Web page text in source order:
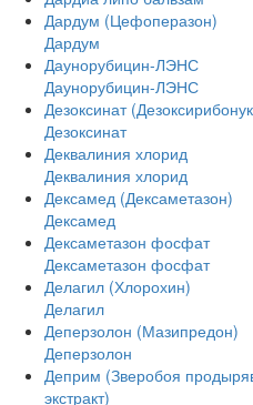
Дардум (Цефоперазон)
Дардум
Даунорубицин-ЛЭНС
Даунорубицин-ЛЭНС
Дезоксинат
Дезоксинат
Деквалиния хлорид
Деквалиния хлорид
Дексамед (Дексаметазон)
Дексамед
Дексаметазон фосфат
Дексаметазон фосфат
Делагил (Хлорохин)
Делагил
Деперзолон (Мазипредон)
Деперзолон
Деприм (Зверобоя
экстракт)